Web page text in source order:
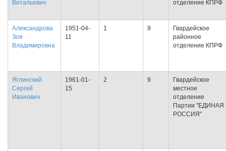
Витальевич
отделение КПРФ
Александрова
Зоя
Владимировна
1951-04-
11
1 9
Гвардейское
районное
отделение КПРФ
Яглинский
Сергей
Иванович
1961-01-
15
2 9
Гвардейское
местное
отделение
Партии "ЕДИНАЯ
РОССИЯ"